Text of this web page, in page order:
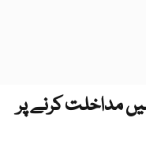
مداخلت کرنے پر